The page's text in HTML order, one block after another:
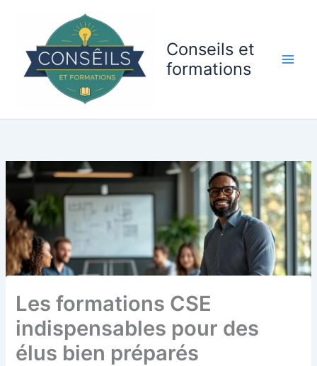
Conseils et
formations
Les formations CSE
indispensables pour des
élus bien préparés